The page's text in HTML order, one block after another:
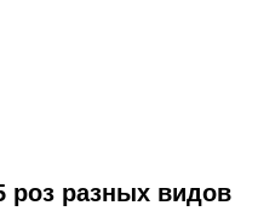
роз разных видов